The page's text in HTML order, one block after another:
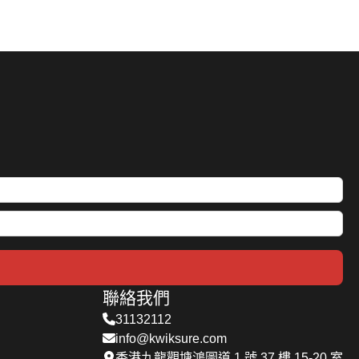
聯絡我們
31132112
info@kwiksure.com